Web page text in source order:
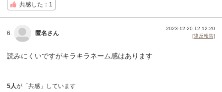
共感した：1
6. 匿名さん
2023-12-20 12:12:20
[違反報告]
読みにくいですがキラキラネーム感はあります
5人が「共感」しています